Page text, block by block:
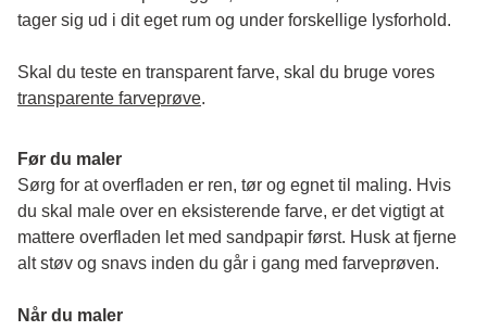
tager sig ud i dit eget rum og under forskellige lysforhold.
transparente farveprøve.
Før du maler
Sørg for at overfladen er ren, tør og egnet til maling. Hvis
du skal male over en eksisterende farve, er det vigtigt at
mattere overfladen let med sandpapir først. Husk at fjerne
alt støv og snavs inden du går i gang med farveprøven.
Når du maler